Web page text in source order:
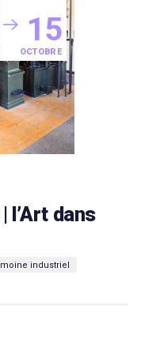
15
OCTOBRE
l’Art dans
industriel